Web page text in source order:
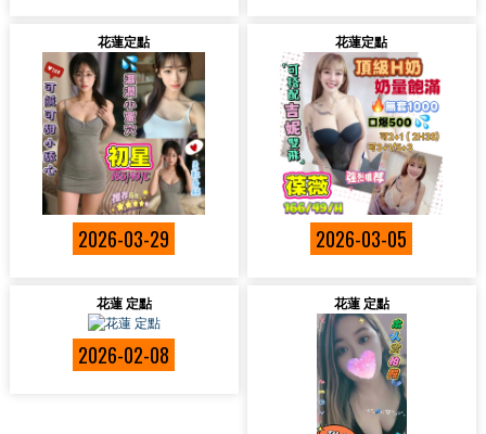
花蓮定點
2026-03-29
花蓮定點
2026-03-05
花蓮 定點
2026-02-08
花蓮 定點